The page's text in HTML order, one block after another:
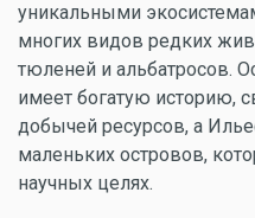
уникальными
многих видов редких
тюленей и альбатросов.
имеет богатую историю,
добычей ресурсов, а
маленьких островов,
научных целях.